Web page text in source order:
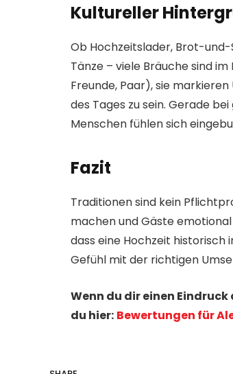
Kultureller
Ob Hochzeitslader, Brot-
Tänze – viele Bräuche sind
Freunde, Paar), sie
des Tages zu sein. Gerade
Menschen fühlen sich
Fazit
Traditionen sind kein
machen und Gäste
dass eine Hochzeit historisch
Gefühl mit der richtigen
Wenn du dir einen
du hier: Bewertungen für